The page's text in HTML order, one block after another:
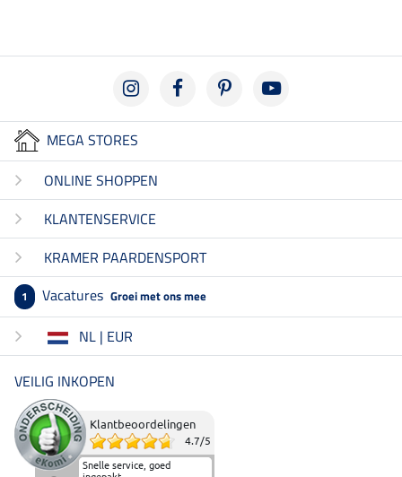
MEGA STORES
ONLINE SHOPPEN
KLANTENSERVICE
KRAMER PAARDENSPORT
1 Vacatures Groei met ons mee
NL | EUR
VEILIG INKOPEN
Klantbeoordelingen
4.7/5
Snelle service, goed